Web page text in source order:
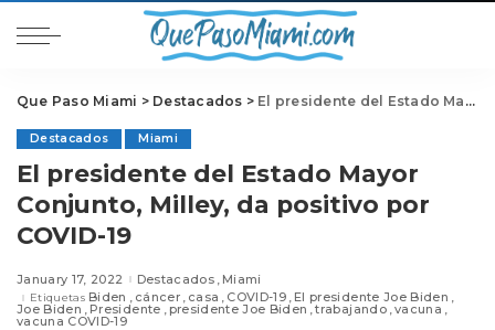
Que Paso Miami > Destacados > El presidente del Estado Mayor Conjunto, Milley, da positivo por COVID-19
Destacados Miami
El presidente del Estado Mayor
Conjunto, Milley, da positivo por
COVID-19
January 17, 2022 Destacados Miami
Etiquetas Biden cáncer casa COVID-19 El presidente Joe Biden
Joe Biden Presidente presidente Joe Biden trabajando vacuna
vacuna COVID-19